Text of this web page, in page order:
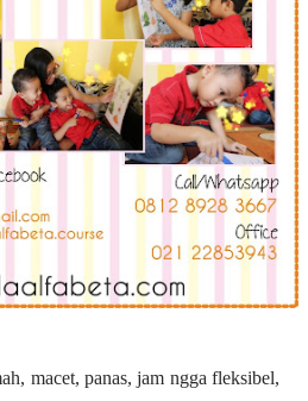
macet, panas, jam ngga fleksibel,